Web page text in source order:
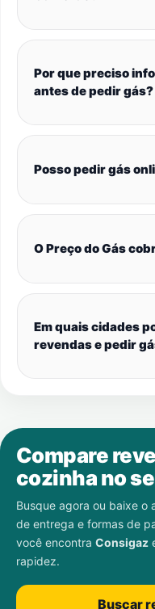
Por que preciso
antes de pedir gás?
Posso pedir gás
O Preço do Gás
Em quais cidades
revendas e pedir
Compare
cozinha no
Busque agora ou baixe
de entrega e formas de
você encontra Consigaz
rapidez.
Buscar